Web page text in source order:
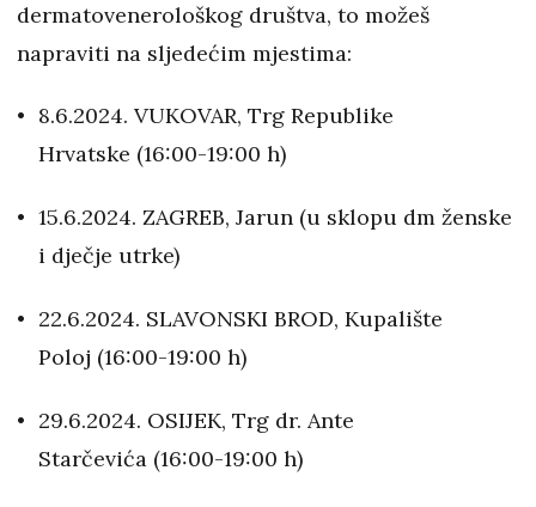
dermatovenerološkog društva, to možeš
napraviti na sljedećim mjestima:
8.6.2024. VUKOVAR, Trg Republike
Hrvatske (16:00-19:00 h)
15.6.2024. ZAGREB, Jarun (u sklopu dm ženske
i dječje utrke)
22.6.2024. SLAVONSKI BROD, Kupalište
Poloj (16:00-19:00 h)
29.6.2024. OSIJEK, Trg dr. Ante
Starčevića (16:00-19:00 h)